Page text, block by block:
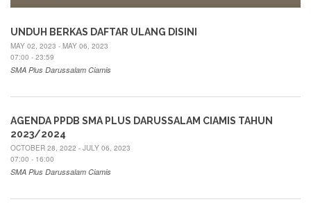
UNDUH BERKAS DAFTAR ULANG DISINI
MAY 02, 2023 - MAY 06, 2023
07:00 - 23:59
SMA Plus Darussalam Ciamis
AGENDA PPDB SMA PLUS DARUSSALAM CIAMIS TAHUN
2023/2024
OCTOBER 28, 2022 - JULY 06, 2023
07:00 - 16:00
SMA Plus Darussalam Ciamis